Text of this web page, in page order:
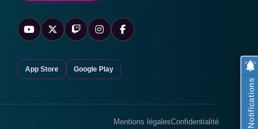
App Store Google Play
Mentions légalesConfidentialité Notifications